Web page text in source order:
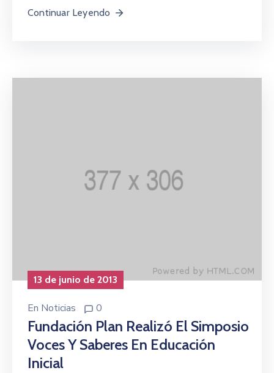
Continuar Leyendo
13 de junio de 2013
En Noticias 0
Fundación Plan Realizó El Simposio
Voces Y Saberes En Educación
Inicial